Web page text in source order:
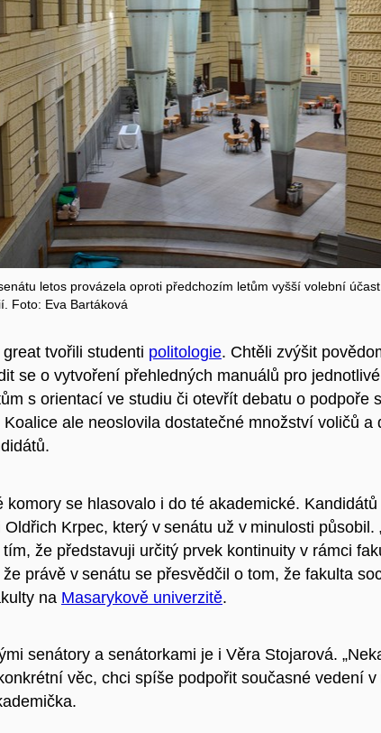
letos provázela oproti předchozím letům vyšší volební
Foto: Eva Bartáková
tvořili studenti politologie. Chtěli zvýšit
se o vytvoření přehledných manuálů pro
s orientací ve studiu či otevřít debatu o podpoře
ale neoslovila dostatečné množství voličů a
komory se hlasovalo i do té akademické.
Krpec, který v senátu už v minulosti působil.
že představuji určitý prvek kontinuity v rámci
právě v senátu se přesvědčil o tom, že fakulta
na Masarykově univerzitě.
senátory a senátorkami je i Věra Stojarová.
věc, chci spíše podpořit současné vedení v